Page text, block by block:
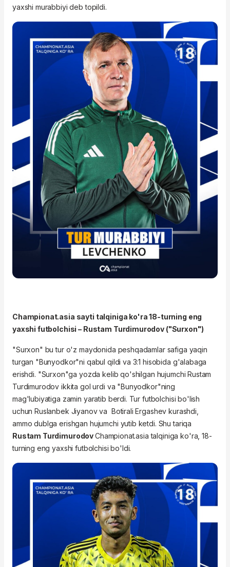
yaxshi murabbiyi deb topildi.
Championat.asia sayti talqiniga ko'ra 18-turning eng
yaxshi futbolchisi – Rustam Turdimurodov ("Surxon")
"Surxon" bu tur o'z maydonida peshqadamlar safiga yaqin
turgan "Bunyodkor"ni qabul qildi va 3:1 hisobida g'alabaga
erishdi. "Surxon"ga yozda kelib qo'shilgan hujumchi Rustam
Turdimurodov ikkita gol urdi va "Bunyodkor"ning
mag'lubiyatiga zamin yaratib berdi. Tur futbolchisi bo'lish
uchun Ruslanbek Jiyanov va Botirali Ergashev kurashdi,
ammo dublga erishgan hujumchi yutib ketdi. Shu tariqa
Rustam TurdimurodovChampionat.asia talqiniga ko'ra, 18-
turning eng yaxshi futbolchisi bo'ldi.